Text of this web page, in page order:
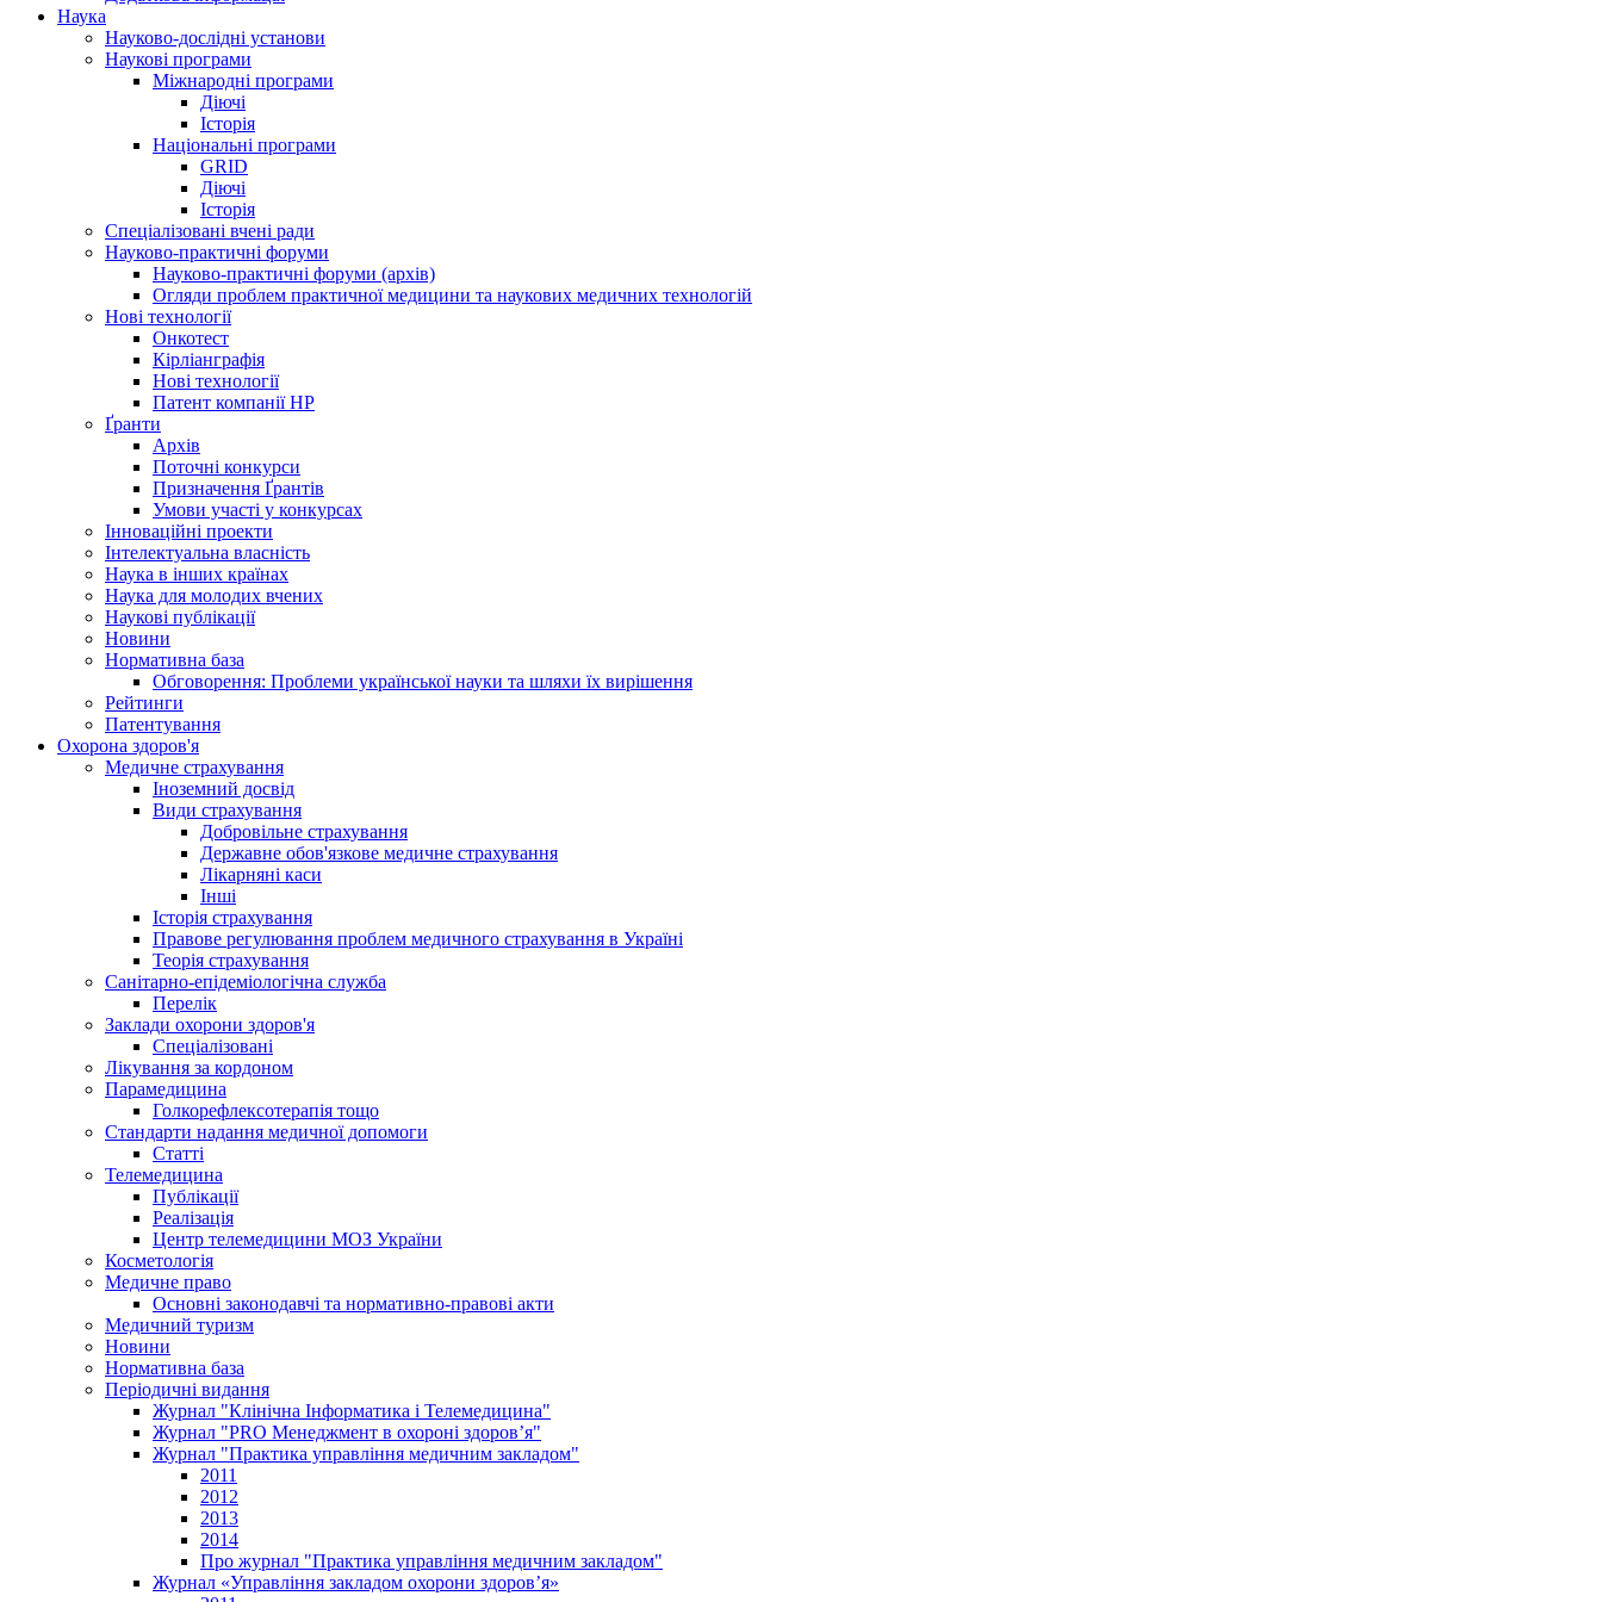
Наука
Науково-дослідні установи
Наукові програми
Міжнародні програми
Діючі
Історія
Національні програми
GRID
Діючі
Історія
Спеціалізовані вчені ради
Науково-практичні форуми
Науково-практичні форуми (архів)
Огляди проблем практичної медицини та наукових медичних технологій
Нові технології
Онкотест
Кірліанграфія
Нові технології
Патент компанії HP
Ґранти
Архів
Поточні конкурси
Призначення Ґрантів
Умови участі у конкурсах
Інноваційні проекти
Інтелектуальна власність
Наука в інших країнах
Наука для молодих вчених
Наукові публікації
Новини
Нормативна база
Обговорення: Проблеми української науки та шляхи їх вирішення
Рейтинги
Патентування
Охорона здоров'я
Медичне страхування
Іноземний досвід
Види страхування
Добровільне страхування
Державне обов'язкове медичне страхування
Лікарняні каси
Інші
Історія страхування
Правове регулювання проблем медичного страхування в Україні
Теорія страхування
Санітарно-епідеміологічна служба
Перелік
Заклади охорони здоров'я
Спеціалізовані
Лікування за кордоном
Парамедицина
Голкорефлексотерапія тощо
Стандарти надання медичної допомоги
Статті
Телемедицина
Публікації
Реалізація
Центр телемедицини МОЗ України
Косметологія
Медичне право
Основні законодавчі та нормативно-правові акти
Медичний туризм
Новини
Нормативна база
Періодичні видання
Журнал "Клінічна Інформатика і Телемедицина"
Журнал "PRO Менеджмент в охороні здоров’я"
Журнал "Практика управління медичним закладом"
2011
2012
2013
2014
Про журнал "Практика управління медичним закладом"
Журнал «Управління закладом охорони здоров’я»